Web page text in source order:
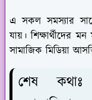
এ সকল সমস্যার সাথে
যায়। শিক্ষার্থীদের
সামাজিক মিডিয়া
শেষ